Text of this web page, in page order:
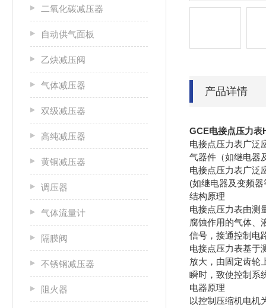
二氧化碳减压器
自动供气面板
乙炔减压阀
气体减压器
双级减压器
高纯减压器
黄铜减压器
调压器
气体流量计
隔膜阀
不锈钢减压器
阻火器
产品详情
GCE电接点压力表
电接点压力表广泛
气器件（如继电器
电接点压力表广泛
(如继电器及变频
结构原理
电接点压力表由测
腐蚀作用的气体、
信号，接通控制电
电接点压力表基于
放大，由固定齿轮
瞬时，致使控制系
电器原理
以控制压缩机电机